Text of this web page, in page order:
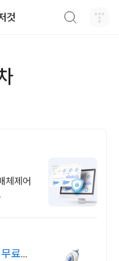
것
체제어
료반